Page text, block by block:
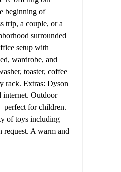
beginning of
trip, a couple, or a
surrounded
setup with
wardrobe, and
toaster, coffee
rack. Extras: Dyson
internet. Outdoor
perfect for children.
of toys including
A warm and